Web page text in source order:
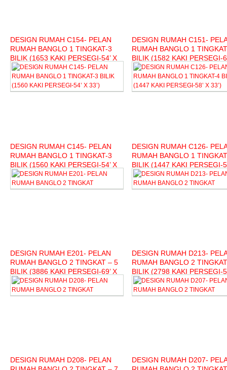
DESIGN RUMAH C154- PELAN
RUMAH BANGLO 1 TINGKAT-3
BILIK (1653 KAKI PERSEGI-54’ X
42’)
DESIGN RUMAH C151-
RUMAH BANGLO 1
BILIK (1582 KAKI PERSEGI-
35’)
DESIGN RUMAH C145- PELAN
RUMAH BANGLO 1 TINGKAT-3
BILIK (1560 KAKI PERSEGI-54’ X
33’)
DESIGN RUMAH C126-
RUMAH BANGLO 1
BILIK (1447 KAKI PERSEGI-
33’)
DESIGN RUMAH E201- PELAN
RUMAH BANGLO 2 TINGKAT – 5
BILIK (3886 KAKI PERSEGI-69’ X
50’)
DESIGN RUMAH D213-
RUMAH BANGLO 2
BILIK (2798 KAKI PERSEGI-
49’)
DESIGN RUMAH D208- PELAN
DESIGN RUMAH D207-